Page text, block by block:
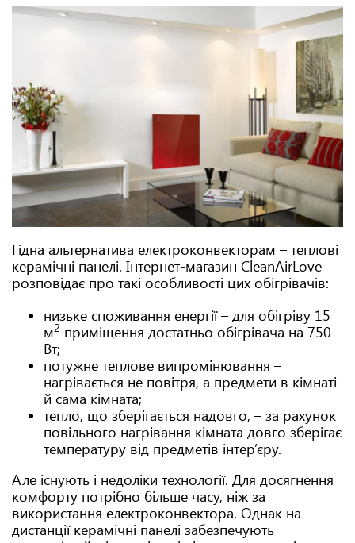
Гідна альтернатива електроконвекторам – теплові
керамічні панелі. Інтернет-магазин CleanAirLove
розповідає про такі особливості цих обігрівачів:
низьке споживання енергії – для обігріву 15
м2 приміщення достатньо обігрівача на 750
Вт;
потужне теплове випромінювання –
нагрівається не повітря, а предмети в кімнаті
й сама кімната;
тепло, що зберігається надовго, – за рахунок
повільного нагрівання кімната довго зберігає
температуру від предметів інтер’єру.
Але існують і недоліки технології. Для досягнення
комфорту потрібно більше часу, ніж за
використання електроконвектора. Однак на
дистанції керамічні панелі забезпечують